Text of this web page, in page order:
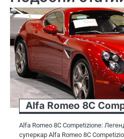
Alfa Romeo 8C
Alfa Romeo 8C Competizione:
суперкар Alfa Romeo 8C